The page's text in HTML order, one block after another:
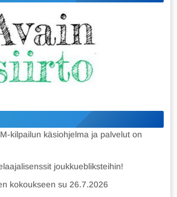
kilpailun käsiohjelma ja palvelut on
joukkuebliksteihin!
kokoukseen su 26.7.2026